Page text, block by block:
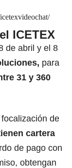
ICETEX
de abril y el 8
para
31 y 360
de
cartera
de pago con
obtengan